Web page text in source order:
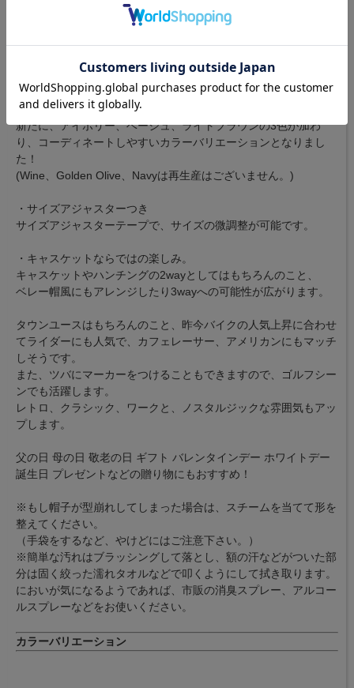
※65cmは非常に大きいため、ご注意ください※
XLサイズ（62cm）でも小さく、今まで自分に合うサイズがな
く、帽子を諦めてしまった方のみならず、
敢えてオーバーサイズで、他では体験できない、全く新しいシル
エットをぜひお楽しみください。
・カラーバリエーションも色違いで欲しくなる9色展開。
新たに、アイボリー、ベージュ、ライトブラウンの3色が加わ
り、コーディネートしやすいカラーバリエーションとなりまし
た！
(Wine、Golden Olive、Navyは再生産はございません。)
・サイズアジャスターつき
サイズアジャスターテープで、サイズの微調整が可能です。
・キャスケットならではの楽しみ。
キャスケットやハンチングの2wayとしてはもちろんのこと、
ベレー帽風にもアレンジしたり3wayへの可能性が広がります。
タウンユースはもちろんのこと、昨今バイクの人気上昇に合わせ
てライダーにも人気で、カフェレーサー、アメリカンにもマッチ
しそうです。
また、ツバにマーカーをつけることもできますので、ゴルフシー
ンでも活躍します。
レトロ、クラシック、ワークと、ノスタルジックな雰囲気もアッ
プします。
父の日 母の日 敬老の日 ギフト バレンタインデー ホワイトデー
誕生日 プレゼントなどの贈り物にもおすすめ！
※もし帽子が型崩れしてしまった場合は、スチームを当てて形を
整えてください。
（手袋をするなど、やけどにはご注意下さい。）
※簡単な汚れはブラッシングして落とし、額の汗などがついた部
分は固く絞った濡れタオルなどで叩くようにして拭き取ります。
においが気になるようであれば、市販の消臭スプレー、アルコー
ルスプレーなどをお使いください。
カラーバリエーション